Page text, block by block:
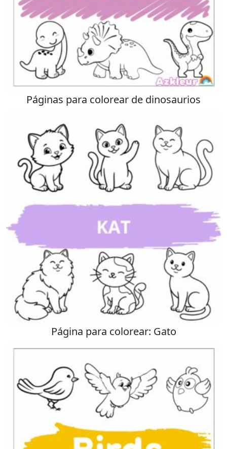
Páginas para colorear de dinosaurios
Página para colorear: Gato